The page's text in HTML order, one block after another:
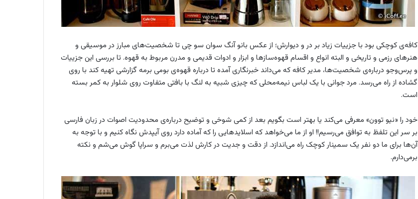
کافه‌ی کوچکی بود با جزییات زیاد بر در و دیوارش؛ از عکس بانو آنگ سوان سو چی تا شخصیت‌های مبارز در موسیقی و
هنرهای رزمی و تاریخی و البته انواع و اقسام قهوه‌سازها و ابزار و ادوات قدیمی و مدرن مربوط به قهوه. تا بررسی این جزییات
و پرس‌و‌جو درباره‌ی شخصیت‌ها، مدیر کافه که می‌داند خبرنگاری آمده تا درباره قهوه‌ی بومی برمه گزارشی تهیه کند با روی
گشاده از راه می‌رسد. مرد جوانی با یک لباس نیمه‌محلی که چیزی شبیه به لنگ با بافتی متفاوت روی شلوار به کمر بسته
است.
خود را «نیو توون» معرفی می‌کند یا بهتر است بگویم بعد از کمی شوخی و توضیح درباره‌ی محدودیت اصوات در زبان فارسی
بر سر این تلفظ به توافق می‌رسیم!! او از ما می‌خواهد که اسلایدهایی را که آماده دارد روی آیپدش نگاه کنیم و با توجه به
آن‌ها برای ما دو نفر یک سمینار کوچک راه می‌اندازد. از دقت و جدیت در کارش لذت می‌برم و سراپا گوش می‌شم و نکته‌
برمی‌دارم.